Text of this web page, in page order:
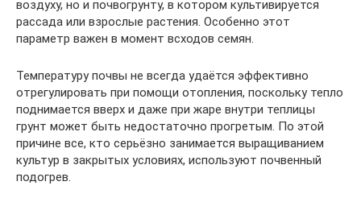
воздуху, но и почвогрунту, в котором культивируется
рассада или взрослые растения. Особенно этот
параметр важен в момент всходов семян.
Температуру почвы не всегда удаётся эффективно
отрегулировать при помощи отопления, поскольку тепло
поднимается вверх и даже при жаре внутри теплицы
грунт может быть недостаточно прогретым. По этой
причине все, кто серьёзно занимается выращиванием
культур в закрытых условиях, используют почвенный
подогрев.